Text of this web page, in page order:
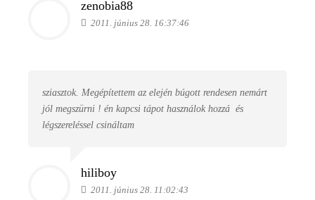
zenobia88
2011. június 28. 16:37:46
sziasztok. Megépítettem az elején búgott rendesen nemárt
jól megszürni ! én kapcsi tápot használok hozzá és
légszereléssel csináltam
hiliboy
2011. június 28. 11:02:43